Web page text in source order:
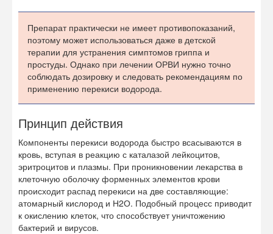
Препарат практически не имеет противопоказаний,
поэтому может использоваться даже в детской
терапии для устранения симптомов гриппа и
простуды. Однако при лечении ОРВИ нужно точно
соблюдать дозировку и следовать рекомендациям по
применению перекиси водорода.
Принцип действия
Компоненты перекиси водорода быстро всасываются в
кровь, вступая в реакцию с каталазой лейкоцитов,
эритроцитов и плазмы. При проникновении лекарства в
клеточную оболочку форменных элементов крови
происходит распад перекиси на две составляющие:
атомарный кислород и Н2О. Подобный процесс приводит
к окислению клеток, что способствует уничтожению
бактерий и вирусов.